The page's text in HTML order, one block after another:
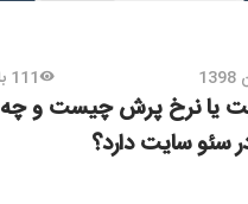
111 بازدید
یا نرخ پرش چیست و چه
سئو سایت دارد؟